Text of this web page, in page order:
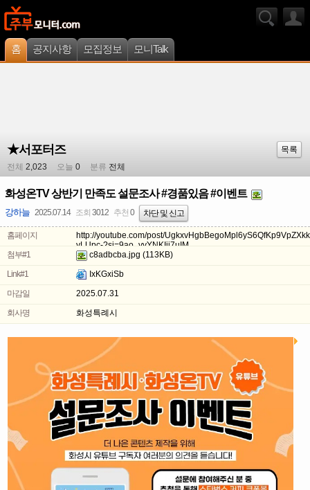
홈 공지사항 모집정보 모니Talk
★서포터즈
목록
전체 2,023 오늘 0 분류 전체
화성온TV 상반기 만족도 설문조사 #경품있음 #이벤트
강하늘 2025.07.14 조회 3012 추천 0 차단 및 신고
홈페이지
http://youtube.com/post/UgkxvHgbBegoMpl6yS6QfKp9VpZXkk
yLUpc-?si=9ao_vvYNKIij7uIM
첨부#1
c8adbcba.jpg (113KB)
Link#1
IxKGxiSb
마감일
2025.07.31
회사명
화성특례시